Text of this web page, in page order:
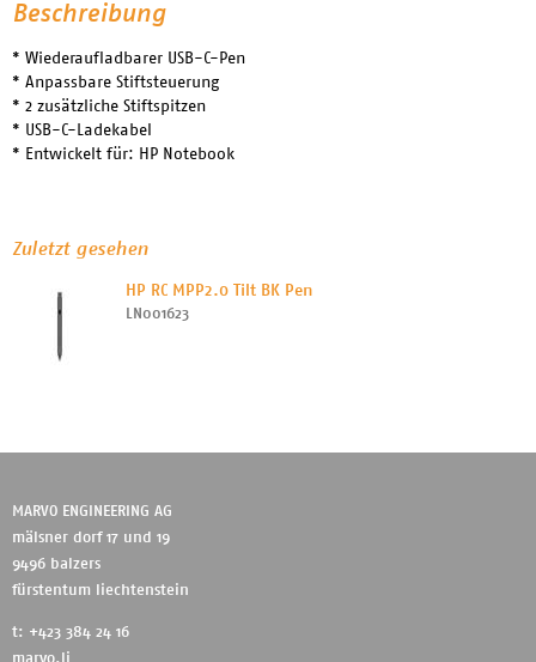
Beschreibung
* Wiederaufladbarer USB-C-Pen
* Anpassbare Stiftsteuerung
* 2 zusätzliche Stiftspitzen
* USB-C-Ladekabel
* Entwickelt für: HP Notebook
Zuletzt gesehen
HP RC MPP2.0 Tilt BK Pen
LN001623
MARVO ENGINEERING AG
mälsner dorf 17 und 19
9496 balzers
fürstentum liechtenstein
t: +423 384 24 16